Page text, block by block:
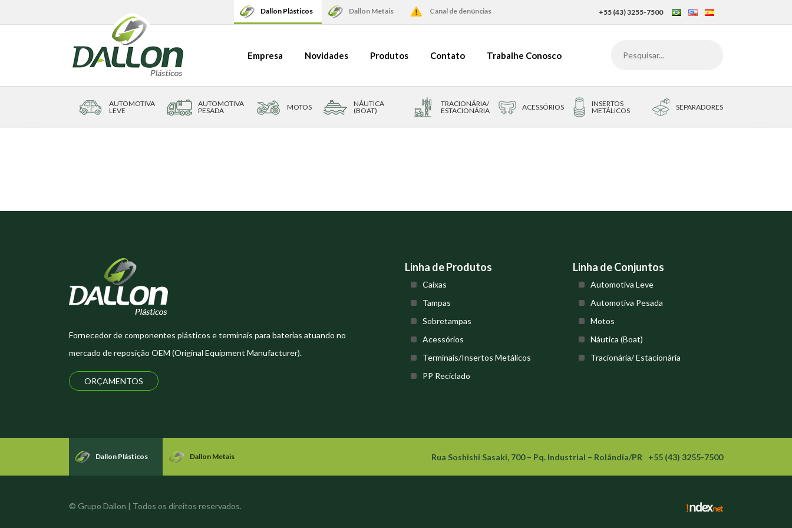
Dallon Plásticos Dallon Metais Canal de denúncias +55 (43) 3255-7500
Empresa Novidades Produtos Contato Trabalhe Conosco
AUTOMOTIVA
LEVE
AUTOMOTIVA
PESADA
MOTOS
NÁUTICA
(BOAT)
TRACIONÁRIA/
ESTACIONÁRIA
ACESSÓRIOS
INSERTOS
METÁLICOS
SEPARADORES
Fornecedor de componentes plásticos e terminais para baterias atuando no
mercado de reposição OEM (Original Equipment Manufacturer).
ORÇAMENTOS
Linha de Produtos
Caixas
Tampas
Sobretampas
Acessórios
Terminais/Insertos Metálicos
PP Reciclado
Linha de Conjuntos
Automotiva Leve
Automotiva Pesada
Motos
Náutica (Boat)
Tracionária/ Estacionária
Dallon Plásticos Dallon Metais Rua Soshishi Sasaki, 700 – Pq. Industrial – Rolândia/PR +55 (43) 3255-7500
© Grupo Dallon | Todos os direitos reservados.